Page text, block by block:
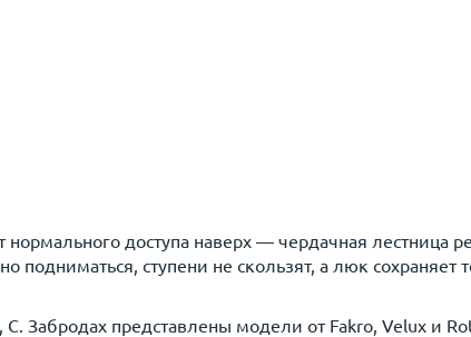
нормального доступа наверх — чердачная
подниматься, ступени не скользят, а люк
C. Забродах представлены модели от Fakro, Velux и